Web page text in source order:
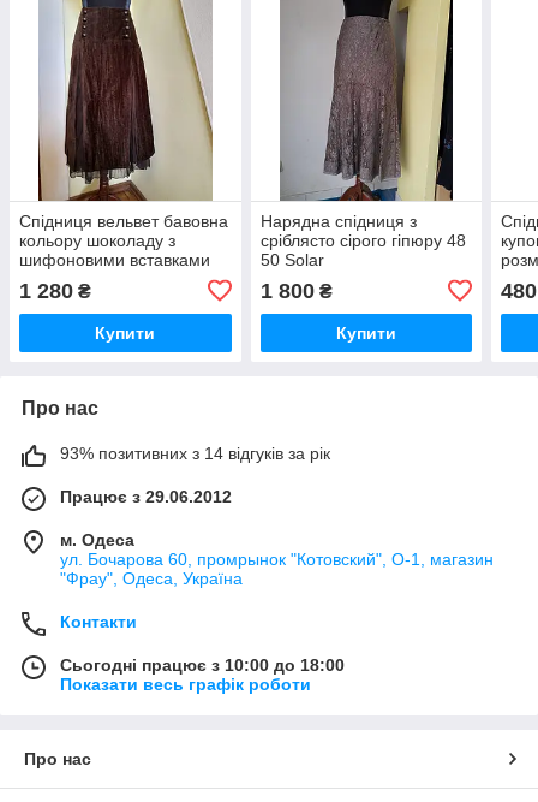
Спідниця вельвет бавовна
кольору шоколаду з
шифоновими вставками
1 280 ₴
Купити
Нарядна спідниця з
сріблясто сірого гіпюру 48
50 Solar
1 800₴
Купити
480
Про нас
93% позитивних з 14 відгуків за рік
Працює з 29.06.2012
м. Одеса
ул. Бочарова 60, промрынок "Котовский", О-1, магазин
"Фрау", Одеса, Україна
Контакти
Сьогодні працює з 10:00 до 18:00
Показати весь графік роботи
Про нас